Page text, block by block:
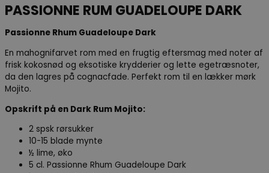
PASSIONNE RUM GUADELOUPE DARK
Passionne Rhum Guadeloupe Dark
En mahognifarvet rom med en frugtig eftersmag med noter af
frisk kokosnød og eksotiske krydderier og lette egetræsnoter,
da den lagres på cognacfade. Perfekt rom til en lækker mørk
Mojito.
Opskrift på en Dark Rum Mojito:
2 spsk rørsukker
10-15 blade mynte
½ lime, øko
5 cl. Passionne Rhum Guadeloupe Dark